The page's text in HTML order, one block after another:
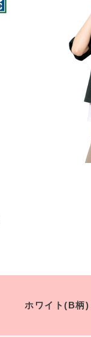
ホワイト(B柄)